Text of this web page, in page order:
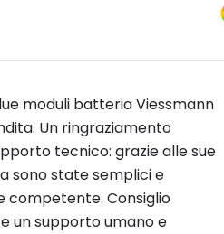
moduli batteria Viessmann
Un ringraziamento
tecnico: grazie alle sue
sono state semplici e
competente. Consiglio
un supporto umano e